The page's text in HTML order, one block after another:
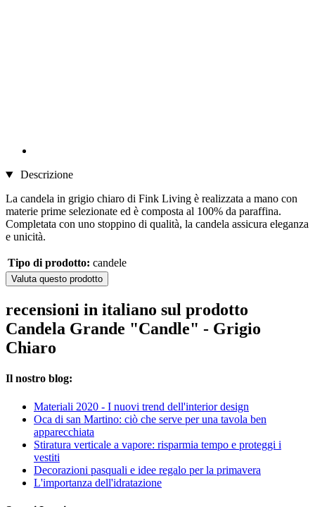
Descrizione
La candela in grigio chiaro di Fink Living è realizzata a mano con
materie prime selezionate ed è composta al 100% da paraffina.
Completata con uno stoppino di qualità, la candela assicura eleganza
e unicità.
Tipo di prodotto: candele
Valuta questo prodotto
recensioni in italiano sul prodotto
Candela Grande "Candle" - Grigio
Chiaro
Il nostro blog:
Materiali 2020 - I nuovi trend dell'interior design
Oca di san Martino: ciò che serve per una tavola ben
apparecchiata
Stiratura verticale a vapore: risparmia tempo e proteggi i
vestiti
Decorazioni pasquali e idee regalo per la primavera
L'importanza dell'idratazione